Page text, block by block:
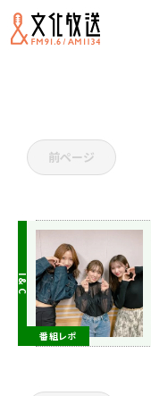
前ページ
番組レポ